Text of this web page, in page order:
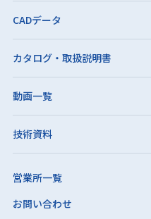
CADデータ
カタログ・取扱説明書
動画一覧
技術資料
営業所一覧
お問い合わせ